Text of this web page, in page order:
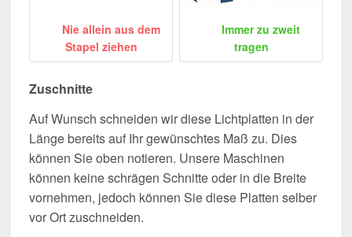
Nie allein aus dem
Stapel ziehen
Immer zu zweit
tragen
Zuschnitte
Auf Wunsch schneiden wir diese Lichtplatten in der
Länge bereits auf Ihr gewünschtes Maß zu. Dies
können Sie oben notieren. Unsere Maschinen
können keine schrägen Schnitte oder in die Breite
vornehmen, jedoch können Sie diese Platten selber
vor Ort zuschneiden.